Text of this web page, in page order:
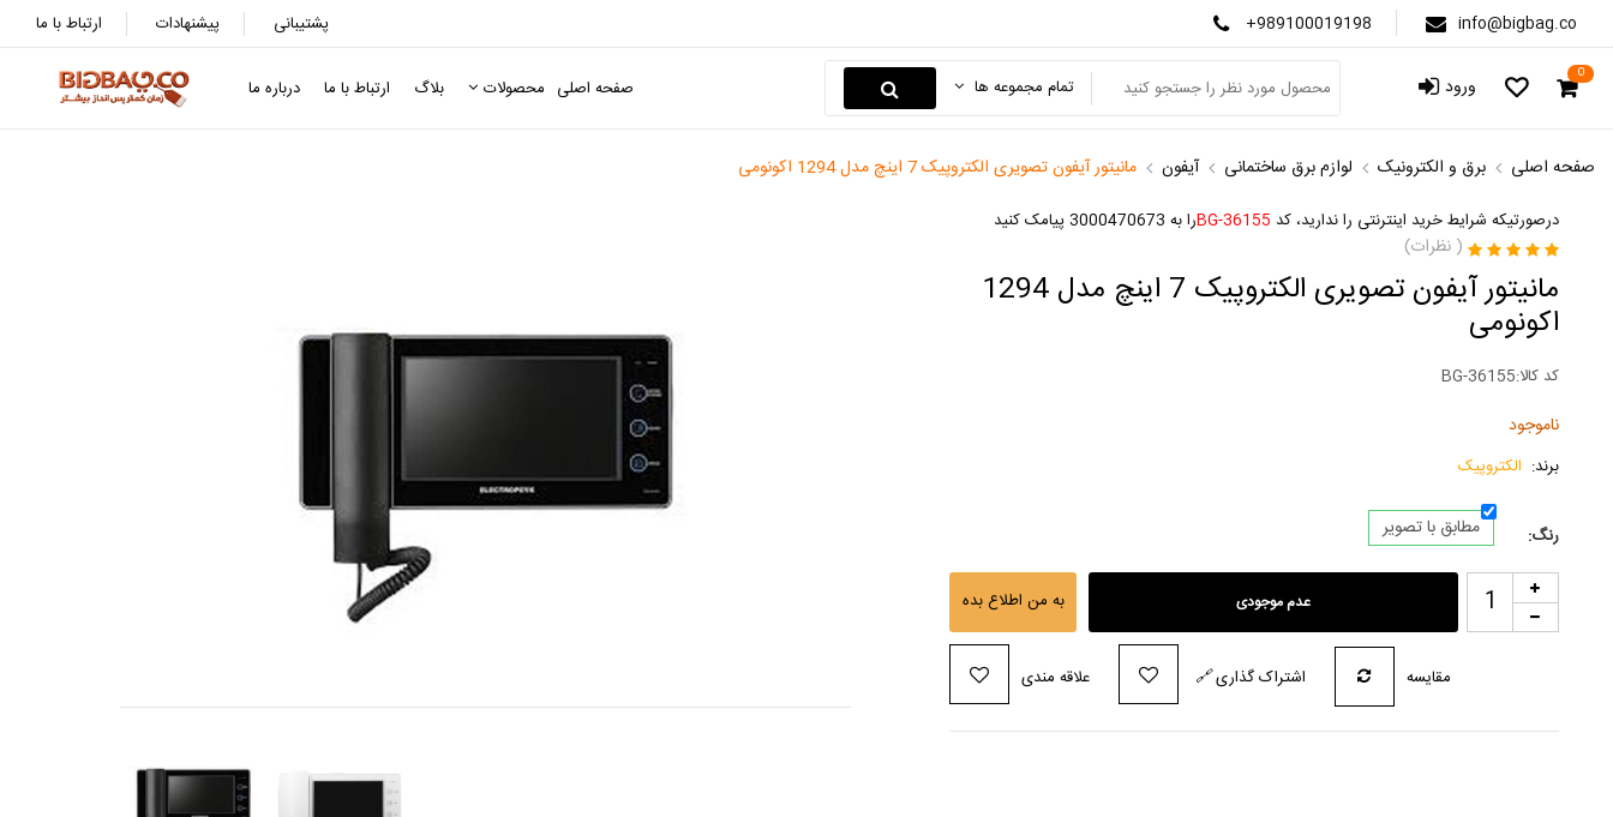
ارتباط با ما پیشنهادات پشتیبانی +989100019198 info@bigbag.co
صفحه اصلی محصولات بلاگ ارتباط با ما درباره ما تمام مجموعه ها ورود 0
صفحه اصلی برق و الکترونیک لوازم برق ساختمانی آیفون مانیتور آیفون تصویری الکتروپیک 7 اینچ مدل 1294 اکونومی
درصورتیکه شرایط خرید اینترنتی را ندارید، کد BG-36155را به 3000470673 پیامک کنید
( نظرات)
مانیتور آیفون تصویری الکتروپیک 7 اینچ مدل 1294
اکونومی
کد کالا:BG-36155
ناموجود
برند: الکتروپیک
رنگ: مطابق با تصویر
عدم موجودی به من اطلاع بده
علاقه مندی 🔗اشتراک گذاری مقایسه